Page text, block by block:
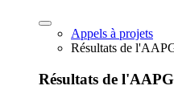
Appels à projets
Résultats de
Résultats de l'AAPG